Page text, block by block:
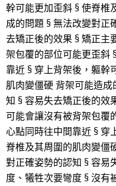
幹可能更加歪斜 § 使脊椎
成的問題 § 無法改變對正
去矯正後的效果 § 矯正主
架包覆的部位可能更歪斜
靠近 § 穿上背架後，軀幹
肌肉變僵硬 背架可能造
知 § 容易失去矯正後的效
可能會讓沒有被背架包覆
心點同時往中間靠近 § 穿
脊椎及其周圍的肌肉變僵
對正確姿勢的認知 § 容易
度、犧牲次要彎度 § 沒有